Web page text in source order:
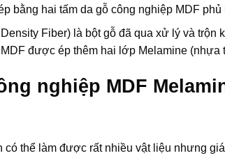
bằng hai tấm da gỗ công nghiệp MDF phủ
Fiber) là bột gỗ đã qua xử lý và trộn
được ép thêm hai lớp Melamine
nghiệp MDF
có thể làm được rất nhiều vật liệu nhưng